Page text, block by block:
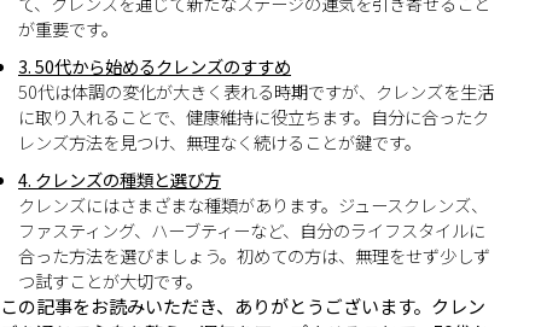
が重要です。
3. 50代から始めるクレンズのすすめ
50代は体調の変化が大きく表れる時期ですが、クレンズを生活
に取り入れることで、健康維持に役立ちます。自分に合ったク
レンズ方法を見つけ、無理なく続けることが鍵です。
4. クレンズの種類と選び方
クレンズにはさまざまな種類があります。ジュースクレンズ、
ファスティング、ハーブティーなど、自分のライフスタイルに
合った方法を選びましょう。初めての方は、無理をせず少しず
つ試すことが大切です。
この記事をお読みいただき、ありがとうございます。クレン